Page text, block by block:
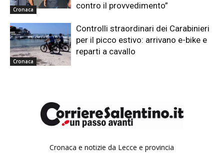
Cronaca
contro il provvedimento”
Cronaca
Controlli straordinari dei Carabinieri
per il picco estivo: arrivano e-bike e
reparti a cavallo
Cronaca e notizie da Lecce e provincia